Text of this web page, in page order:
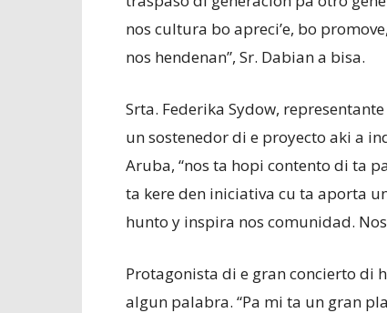
nos cultura bo apreci’e, bo
nos hendenan”, Sr. Dabian a bisa.
Srta. Federika Sydow,
un sostenedor di e proyecto aki a
Aruba, “nos ta hopi contento di ta
ta kere den iniciativa cu ta aporta
hunto y inspira nos comunidad.
Protagonista di e gran concierto di
algun palabra. “Pa mi ta un gran